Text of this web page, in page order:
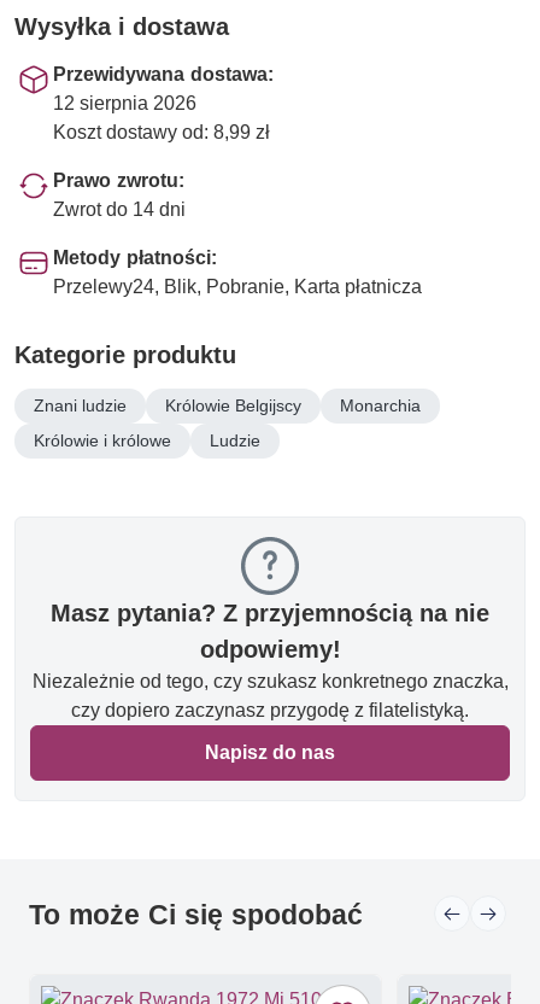
Wysyłka i dostawa
Przewidywana dostawa:
12 sierpnia 2026
Koszt dostawy od: 8,99 zł
Prawo zwrotu:
Zwrot do 14 dni
Metody płatności:
Przelewy24, Blik, Pobranie, Karta płatnicza
Kategorie produktu
Znani ludzie Królowie Belgijscy
Monarchia
Królowie i królowe
Ludzie
Masz pytania? Z przyjemnością na nie
odpowiemy!
Niezależnie od tego, czy szukasz konkretnego znaczka,
czy dopiero zaczynasz przygodę z filatelistyką.
Napisz do nas
To może Ci się spodobać